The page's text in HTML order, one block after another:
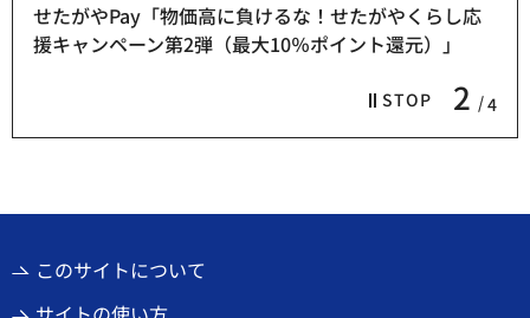
STOP 3 4
けるな！せたがやくらし応
大10％ポイント還元）」
熱中症予防「お休み処
このサイトについて